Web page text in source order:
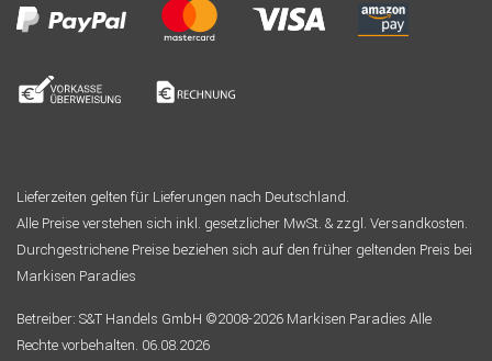
Lieferzeiten gelten für Lieferungen nach Deutschland.
Alle Preise verstehen sich inkl. gesetzlicher MwSt. & zzgl. Versandkosten.
Durchgestrichene Preise beziehen sich auf den früher geltenden Preis bei
Markisen Paradies
Betreiber: S&T Handels GmbH ©2008-2026 Markisen Paradies Alle
Rechte vorbehalten. 06.08.2026